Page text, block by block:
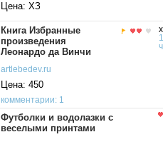
Цена: ХЗ
Книга Избранные
произведения
Леонардо да Винчи
artlebedev.ru
Цена: 450
комментарии: 1
Футболки и водолазки с
веселыми принтами